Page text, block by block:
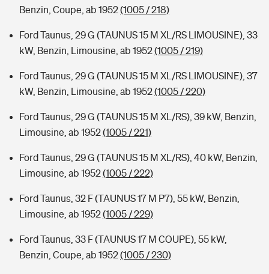
Benzin, Coupe, ab 1952(1005 / 218)
Ford Taunus, 29 G (TAUNUS 15 M XL/RS LIMOUSINE), 33
kW, Benzin, Limousine, ab 1952(1005 / 219)
Ford Taunus, 29 G (TAUNUS 15 M XL/RS LIMOUSINE), 37
kW, Benzin, Limousine, ab 1952(1005 / 220)
Ford Taunus, 29 G (TAUNUS 15 M XL/RS), 39 kW, Benzin,
Limousine, ab 1952(1005 / 221)
Ford Taunus, 29 G (TAUNUS 15 M XL/RS), 40 kW, Benzin,
Limousine, ab 1952(1005 / 222)
Ford Taunus, 32 F (TAUNUS 17 M P7), 55 kW, Benzin,
Limousine, ab 1952(1005 / 229)
Ford Taunus, 33 F (TAUNUS 17 M COUPE), 55 kW,
Benzin, Coupe, ab 1952(1005 / 230)